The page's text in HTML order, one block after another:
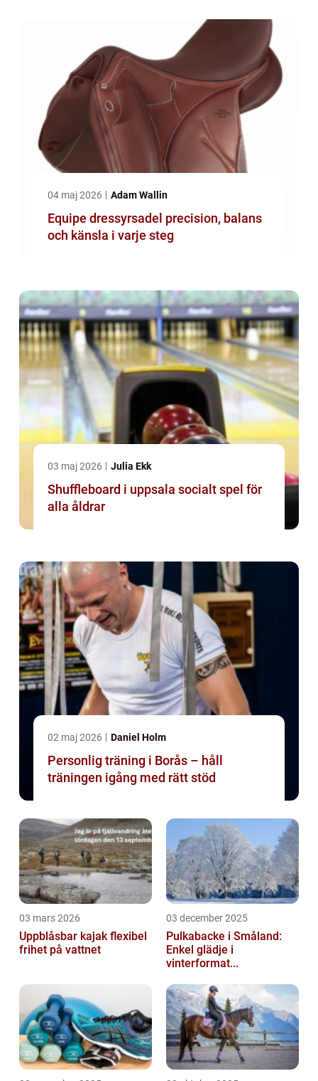
04 maj 2026 Adam Wallin
Equipe dressyrsadel precision, balans
och känsla i varje steg
03 maj 2026 Julia Ekk
Shuffleboard i uppsala socialt spel för
alla åldrar
02 maj 2026 Daniel Holm
Personlig träning i Borås – håll
träningen igång med rätt stöd
03 mars 2026
Uppblåsbar kajak flexibel
frihet på vattnet
03 december 2025
Pulkabacke i Småland:
Enkel glädje i
vinterformat...